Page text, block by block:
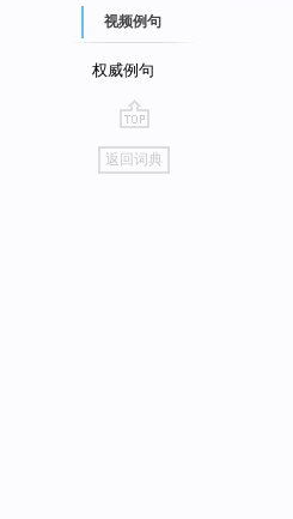
视频例句
权威例句
go
top
返回词典